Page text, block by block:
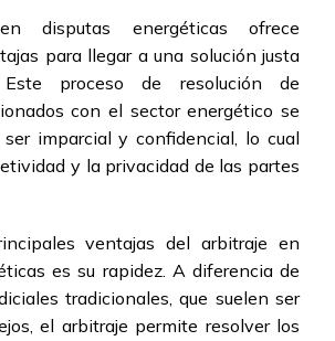
disputas energéticas ofrece
para llegar a una solución justa
proceso de resolución de
con el sector energético se
imparcial y confidencial, lo cual
y la privacidad de las partes
ventajas del arbitraje en
es su rapidez. A diferencia de
tradicionales, que suelen ser
el arbitraje permite resolver los